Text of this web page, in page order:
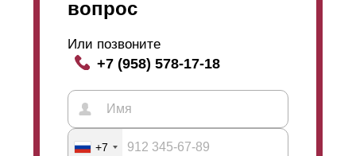
вопрос
Или позвоните
+7 (958) 578-17-18
+7